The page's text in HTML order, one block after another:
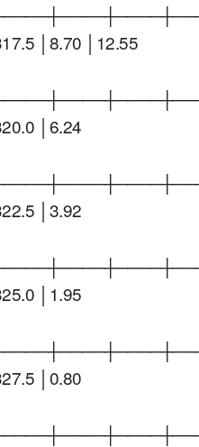
│8.70 │12.55
│6.24
│3.92
│1.95
│0.80